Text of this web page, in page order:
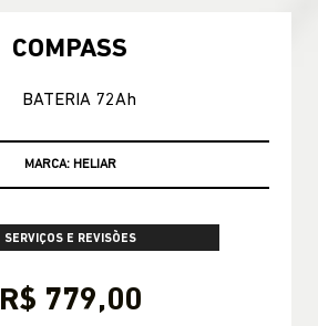
COMPASS
CONSULTE CONDIÇÕES
SERVIÇOS E REVISÕES
R$ 779,00